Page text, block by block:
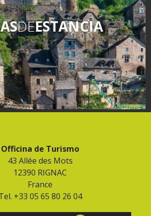
pueblos en
du
de
al País
DEESTANCIA
Officina de Turismo
43 Allée des Mots
12390 RIGNAC
France
+33 05 65 80 26 04